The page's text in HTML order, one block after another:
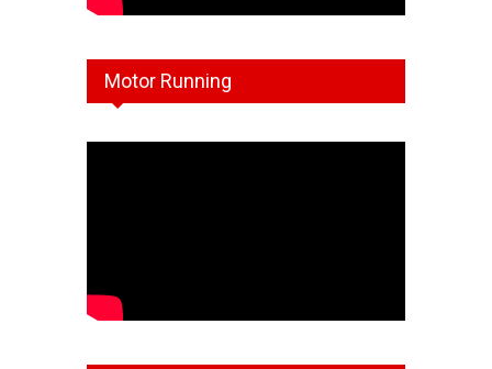
Motor Running